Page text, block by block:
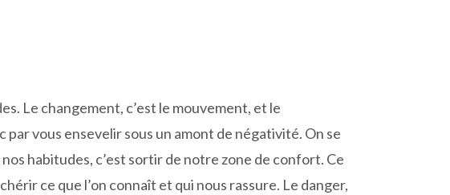
Le changement, c’est le mouvement, et le
vous ensevelir sous un amont de négativité. On se
habitudes, c’est sortir de notre zone de confort. Ce
ce que l’on connaît et qui nous rassure. Le danger,